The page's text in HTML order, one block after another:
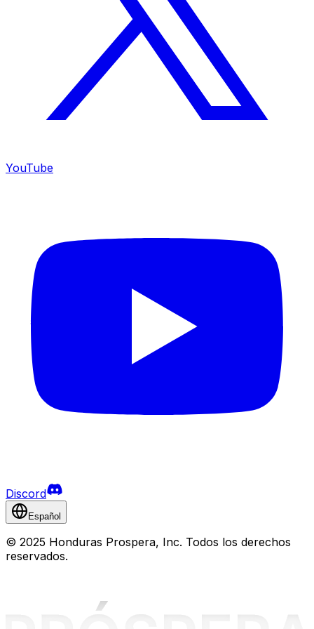
YouTube
Discord
Español
© 2025 Honduras Prospera, Inc. Todos los derechos
reservados.